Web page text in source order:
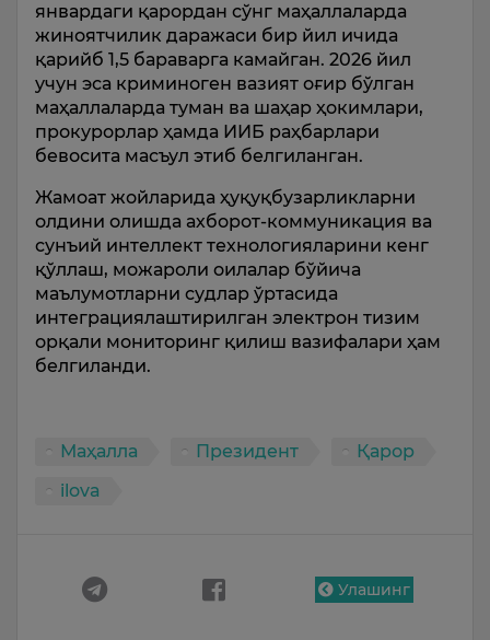
январдаги қарордан сўнг маҳаллаларда
жиноятчилик даражаси бир йил ичида
қарийб 1,5 бараварга камайган. 2026 йил
учун эса криминоген вазият оғир бўлган
маҳаллаларда туман ва шаҳар ҳокимлари,
прокурорлар ҳамда ИИБ раҳбарлари
бевосита масъул этиб белгиланган.
Жамоат жойларида ҳуқуқбузарликларни
олдини олишда ахборот-коммуникация ва
сунъий интеллект технологияларини кенг
қўллаш, можароли оилалар бўйича
маълумотларни судлар ўртасида
интеграциялаштирилган электрон тизим
орқали мониторинг қилиш вазифалари ҳам
белгиланди.
Маҳалла Президент
Қарор
ilova
Улашинг